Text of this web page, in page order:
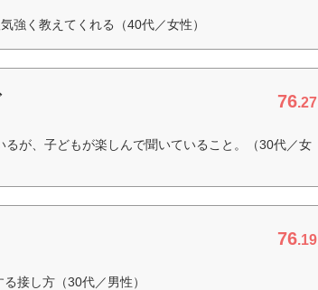
強く教えてくれる（40代／女性）
76.27
るが、子どもが楽しんで聞いていること。（30代／女
76.19
接し方（30代／男性）